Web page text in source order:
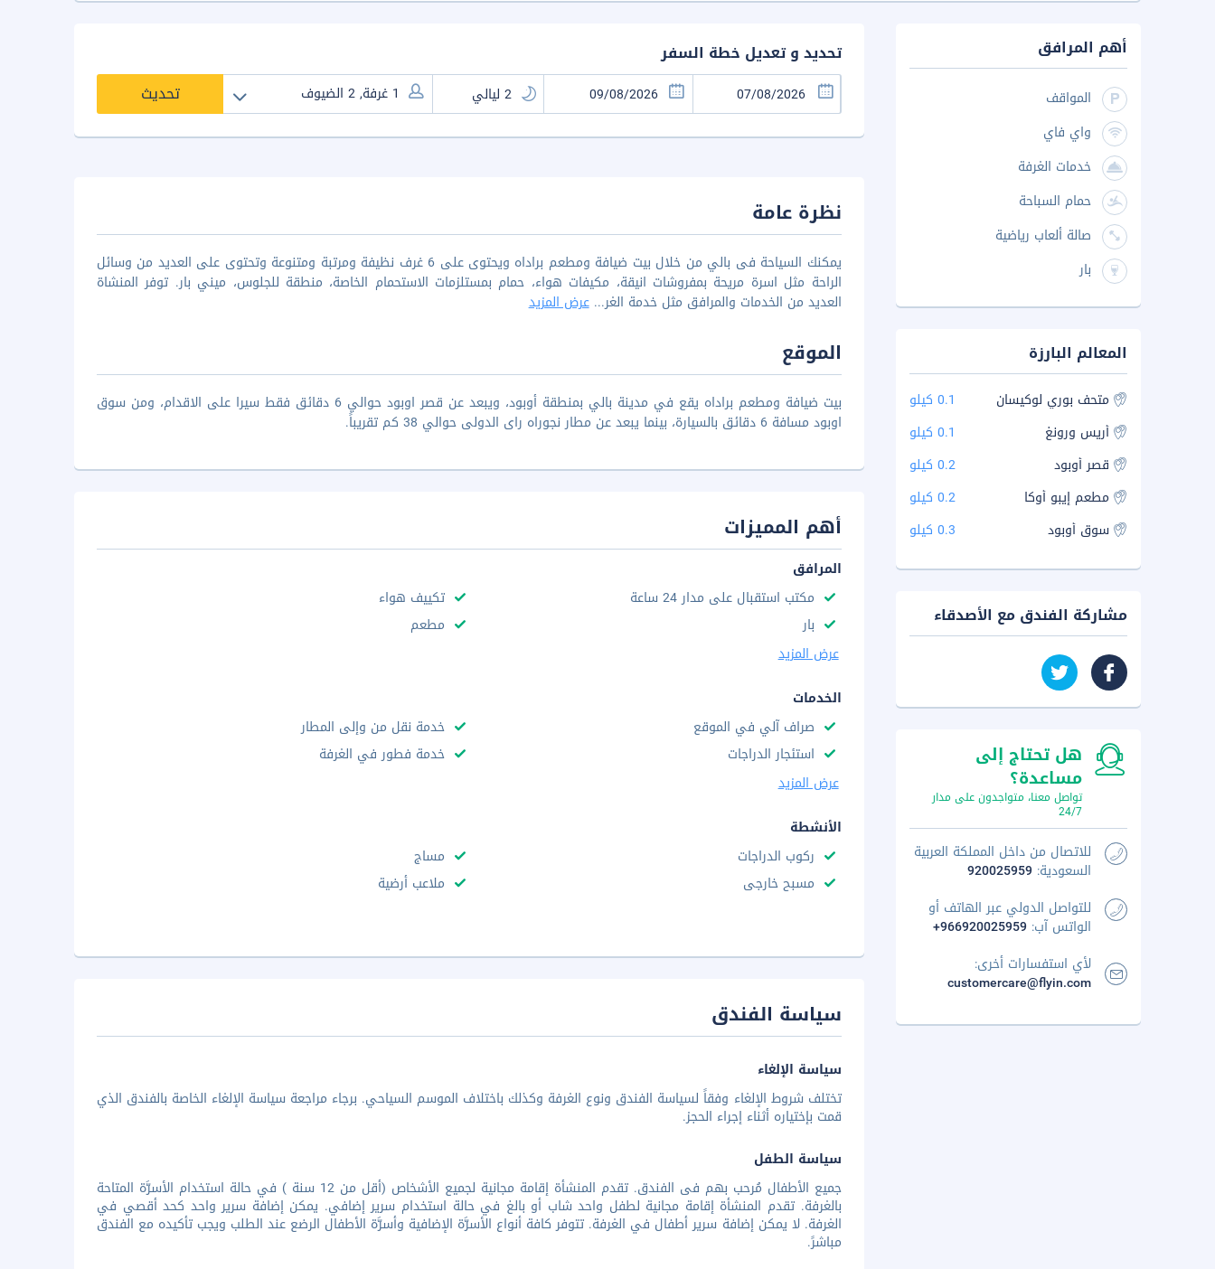
تحديد و تعديل خطة السفر
تحديث
نظرة عامة
يمكنك السياحة فى بالي من خلال بيت ضيافة ومطعم براداه ويحتوى على 6 غرف نظيفة ومرتبة ومتنوعة وتحتوى على العديد من وسائل
الراحة مثل اسرة مريحة بمفروشات انيقة، مكيفات هواء، حمام بمستلزمات الاستحمام الخاصة، منطقة للجلوس، ميني بار. توفر المنشاة
العديد من الخدمات والمرافق مثل خدمة الغر...عرض المزيد
الموقع
بيت ضيافة ومطعم براداه يقع في مدينة بالي بمنطقة أوبود، ويبعد عن قصر اوبود حوالي 6 دقائق فقط سيرا على الاقدام، ومن سوق
اوبود مسافة 6 دقائق بالسيارة، بينما يبعد عن مطار نجوراه راى الدولى حوالي 38 كم تقريباً.
أهم المميزات
المرافق
مكتب استقبال على مدار 24 ساعة
تكييف هواء
بار
مطعم
عرض المزيد
الخدمات
صراف آلي في الموقع
خدمة نقل من وإلى المطار
استئجار الدراجات
خدمة فطور في الغرفة
عرض المزيد
الأنشطة
ركوب الدراجات
مساج
مسبح خارجى
ملاعب أرضية
سياسة الفندق
سياسة الإلغاء
تختلف شروط الإلغاء وفقاً لسياسة الفندق ونوع الغرفة وكذلك باختلاف الموسم السياحي. برجاء مراجعة سياسة الإلغاء الخاصة بالفندق الذي
قمت بإختياره أثناء إجراء الحجز.
سياسة الطفل
جميع الأطفال مُرحب بهم فى الفندق. تقدم المنشأة إقامة مجانية لجميع الأشخاص (أقل من 12 سنة ) في حالة استخدام الأسرَّة المتاحة
بالغرفة. تقدم المنشأة إقامة مجانية لطفل واحد شاب أو بالغ في حالة استخدام سرير إضافي. يمكن إضافة سرير واحد كحد أقصي في
الغرفة. لا يمكن إضافة سرير أطفال في الغرفة. تتوفر كافة أنواع الأسرَّة الإضافية وأسرَّة الأطفال الرضع عند الطلب ويجب تأكيده مع الفندق
مباشرً.
أهم المرافق
المواقف
واي فاي
خدمات الغرفة
حمام السباحة
صالة ألعاب رياضية
بار
المعالم البارزة
متحف بوري لوكيسان
0.1 كيلو
أريس ورونغ
0.1 كيلو
قصر أوبود
0.2 كيلو
مطعم إيبو أوكا
0.2 كيلو
سوق أوبود
0.3 كيلو
مشاركة الفندق مع الأصدقاء
هل تحتاج إلى
مساعدة؟
تواصل معنا، متواجدون على مدار
24/7
للاتصال من داخل المملكة العربية
السعودية: 920025959
للتواصل الدولي عبر الهاتف أو
الواتس آب: +966920025959
لأي استفسارات أخرى:
customercare@flyin.com